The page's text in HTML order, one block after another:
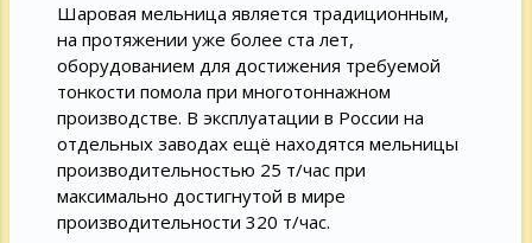
Шаровая мельница является традиционным,
на протяжении уже более ста лет,
оборудованием для достижения требуемой
тонкости помола при многотоннажном
производстве. В эксплуатации в России на
отдельных заводах ещё находятся мельницы
производительностью 25 т/час при
максимально достигнутой в мире
производительности 320 т/час.